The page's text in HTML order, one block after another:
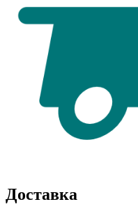
Доставка